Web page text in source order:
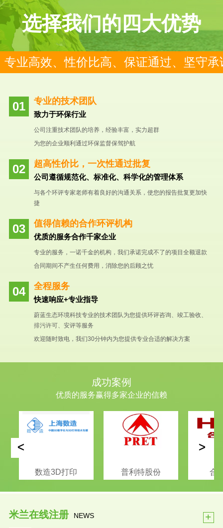
选择我们的四大优势
专业高效、性价比高、保证通过、坚守承
专业的技术团队
致力于环保行业
公司注重技术团队的培养，经验丰富，实力超群
为您的企业顺利通过环保监督保驾护航
超高性价比，一次性通过批复
公司遵循规范化、标准化、科学化的管理体系
与各个环评专家老师有着良好的沟通关系，使您的报告批复更加快
捷
值得信赖的合作环评机构
优质的服务合作千家企业
专业的服务，一诺千金的机构，我们承诺完成不了的项目全额退款
合同期间不产生任何费用，消除您的后顾之忧
全程服务
快速响应+专业指导
蔚蓝生态环境科技专业的技术团队为您提供环评咨询、竣工验收、
排污许可、安评等服务
欢迎随时致电，我们30分钟内为您提供专业合适的解决方案
成功案例
优质的服务赢得多家企业的信赖
数造3D打印 普利特股份 合
< >
米兰在线注册 NEWS +